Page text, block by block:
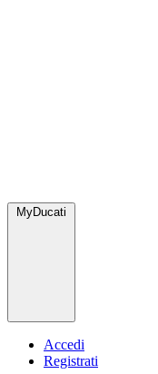
MyDucati
Accedi
Registrati